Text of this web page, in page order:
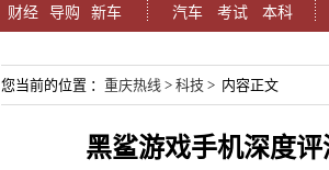
财经
导购 新车
汽车
考试 本科
您当前的位置 ： 重庆热线 > 科技 > 内容正文
黑鲨游戏手机深度